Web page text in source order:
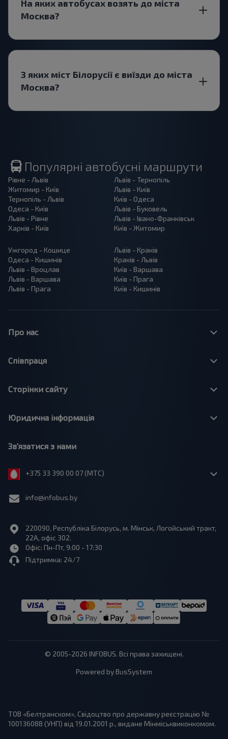
На яких автобусах возять до міста
Москва?
З яких міст Білорусії є виїзди до міста
Москва?
Популярні автобусні маршрути
Рівне - Львів
Житомир - Київ
Тернопіль - Львів
Одеса - Київ
Львів - Рівне
Харків - Київ
Львів - Тернопіль
Львів - Київ
Київ - Одеса
Львів - Буковель
Львів - Івано-Франківськ
Київ - Житомир
Ужгород - Кошице
Одеса - Кишинів
Львів - Вроцлав
Львів - Варшава
Львів - Прага
Львів - Краків
Краків - Львів
Київ - Варшава
Київ - Прага
Київ - Кишинів
Про нас
Співпраця
Сторінки сайту
Юридична інформація
Зв'язатися з нами
+375 33 390 00 07 (МТС)
info@infobus.by
220090, Республіка Білорусь, м. Мінськ, Логойський тракт,
22А, офіс 302.
Офіс: Пн-Пт, 9:00 - 17:30
Підтримка: 24/7
© 2005-2026 INFOBUS. Всі права захищені.
Powered by BusSystem
ТОВ «Белтранском», Свідоцтво про державну реєстрацію №
100136088 (УНП) від 19.01.2001 р., видане Мінміськвиконкомом.